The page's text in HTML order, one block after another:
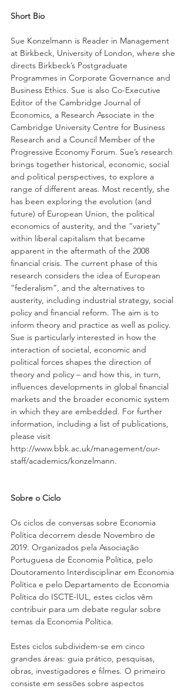
Short Bio
Sue Konzelmann is Reader in Management
at Birkbeck, University of London, where she
directs Birkbeck’s Postgraduate
Programmes in Corporate Governance and
Business Ethics. Sue is also Co-Executive
Editor of the Cambridge Journal of
Economics, a Research Associate in the
Cambridge University Centre for Business
Research and a Council Member of the
Progressive Economy Forum. Sue’s research
brings together historical, economic, social
and political perspectives, to explore a
range of different areas. Most recently, she
has been exploring the evolution (and
future) of European Union, the political
economics of austerity, and the “variety”
within liberal capitalism that became
apparent in the aftermath of the 2008
financial crisis. The current phase of this
research considers the idea of European
“federalism”, and the alternatives to
austerity, including industrial strategy, social
policy and financial reform. The aim is to
inform theory and practice as well as policy.
Sue is particularly interested in how the
interaction of societal, economic and
political forces shapes the direction of
theory and policy – and how this, in turn,
influences developments in global financial
markets and the broader economic system
in which they are embedded. For further
information, including a list of publications,
please visit
http://www.bbk.ac.uk/management/our-
staff/academics/konzelmann.
Sobre o Ciclo
Os ciclos de conversas sobre Economia
Política decorrem desde Novembro de
2019. Organizados pela Associação
Portuguesa de Economia Política, pelo
Doutoramento Interdisciplinar em Economia
Política e pelo Departamento de Economia
Política do ISCTE-IUL, estes ciclos vêm
contribuir para um debate regular sobre
temas da Economia Política.
Estes ciclos subdividem-se em cinco
grandes áreas: guia prático, pesquisas,
obras, investigadores e filmes. O primeiro
consiste em sessões sobre aspectos